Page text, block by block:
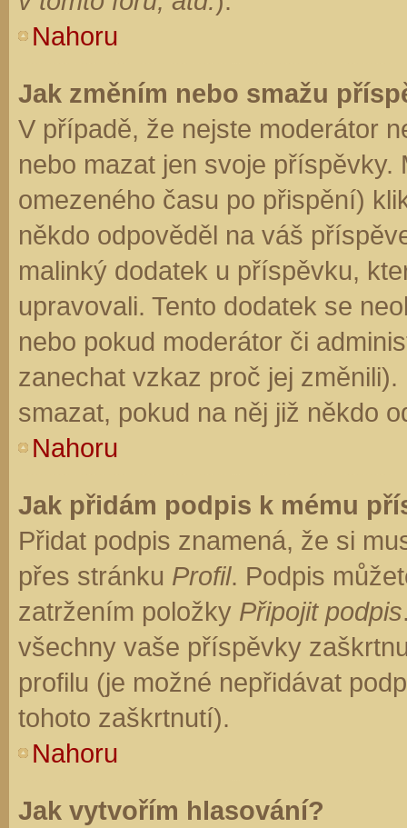
Nahoru
Jak změním nebo smažu
V případě, že nejste moderátor
nebo mazat jen svoje
omezeného času po přispění)
někdo odpověděl na váš
malinký dodatek u příspěvku,
upravovali. Tento dodatek se
nebo pokud moderátor či
zanechat vzkaz proč jej
smazat, pokud na něj již někdo
Nahoru
Jak přidám podpis k mému
Přidat podpis znamená, že si
přes stránku Profil. Podpis
zatržením položky Připojit podpis
všechny vaše příspěvky
profilu (je možné nepřidávat
tohoto zaškrtnutí).
Nahoru
Jak vytvořím hlasování?